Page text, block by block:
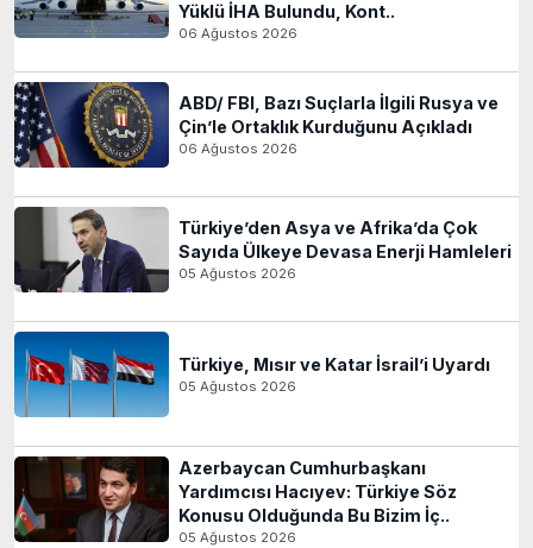
Yüklü İHA Bulundu, Kont..
06 Ağustos 2026
ABD/ FBI, Bazı Suçlarla İlgili Rusya ve
Çin’le Ortaklık Kurduğunu Açıkladı
06 Ağustos 2026
Türkiye’den Asya ve Afrika’da Çok
Sayıda Ülkeye Devasa Enerji Hamleleri
05 Ağustos 2026
Türkiye, Mısır ve Katar İsrail’i Uyardı
05 Ağustos 2026
Azerbaycan Cumhurbaşkanı
Yardımcısı Hacıyev: Türkiye Söz
Konusu Olduğunda Bu Bizim İç..
05 Ağustos 2026